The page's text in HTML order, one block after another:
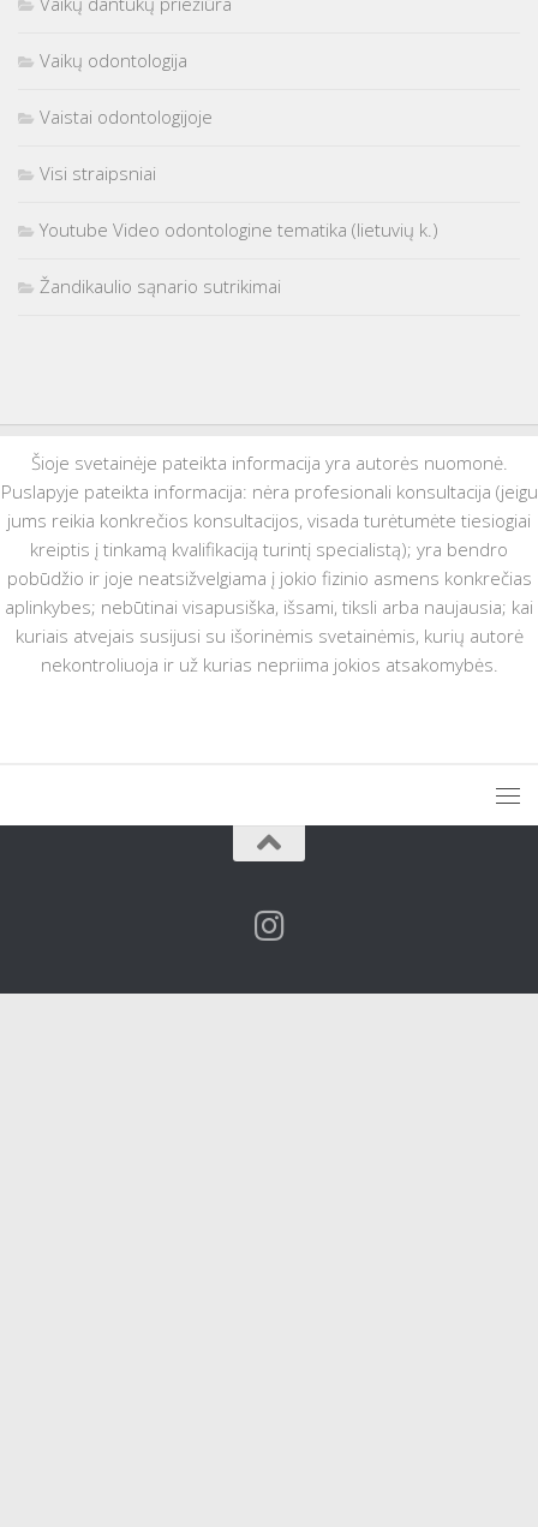
Vaikų odontologija
Vaistai odontologijoje
Visi straipsniai
Youtube Video odontologine tematika (lietuvių k.)
Žandikaulio sąnario sutrikimai
Šioje svetainėje pateikta informacija yra autorės nuomonė.
Puslapyje pateikta informacija: nėra profesionali konsultacija (jeigu
jums reikia konkrečios konsultacijos, visada turėtumėte tiesiogiai
kreiptis į tinkamą kvalifikaciją turintį specialistą); yra bendro
pobūdžio ir joje neatsižvelgiama į jokio fizinio asmens konkrečias
aplinkybes; nebūtinai visapusiška, išsami, tiksli arba naujausia; kai
kuriais atvejais susijusi su išorinėmis svetainėmis, kurių autorė
nekontroliuoja ir už kurias nepriima jokios atsakomybės.